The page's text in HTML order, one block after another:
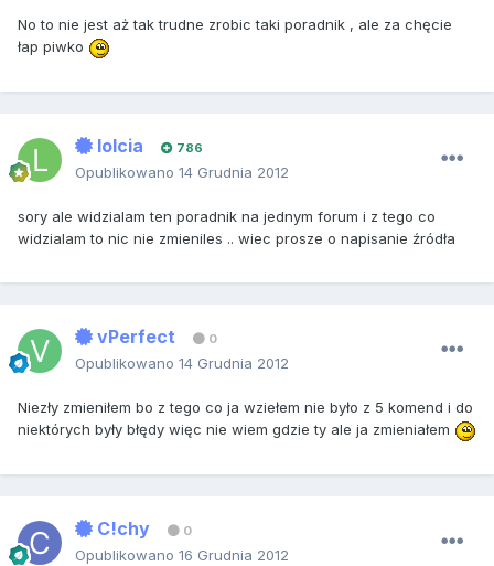
No to nie jest aż tak trudne zrobic taki poradnik , ale za chęcie
łap piwko
lolcia 786
Opublikowano 14 Grudnia 2012
sory ale widzialam ten poradnik na jednym forum i z tego co
widzialam to nic nie zmieniles .. wiec prosze o napisanie źródła
vPerfect 0
Opublikowano 14 Grudnia 2012
Niezły zmieniłem bo z tego co ja wziełem nie było z 5 komend i do
niektórych były błędy więc nie wiem gdzie ty ale ja zmieniałem
C!chy 0
Opublikowano 16 Grudnia 2012